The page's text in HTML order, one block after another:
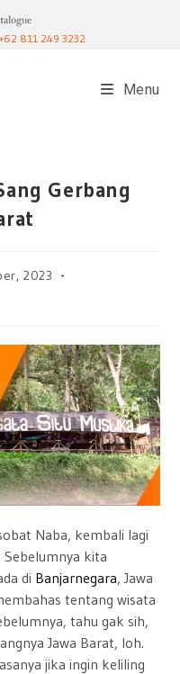
+62 811 249 3232
Menu
Gerbang
2023
Naba, kembali lagi
Sebelumnya kita
di Banjarnegara, Jawa
tentang wisata
tahu gak sih,
Jawa Barat, loh.
jika ingin keliling